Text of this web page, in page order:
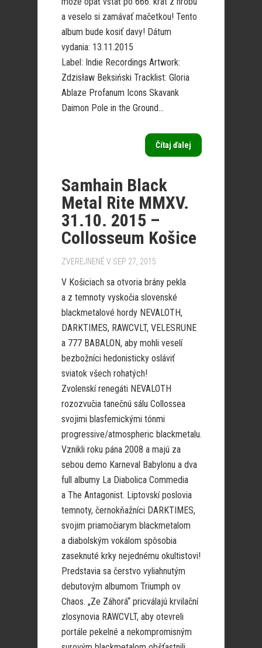
a veselo si zamávať mačetkou! Tento
album bude kosiť davy! Dátum
vydania: 13.11.2015
Label: Indie Recordings Artwork:
Zdzisław Beksiński Tracklist: Gloria
Ablaze Profanum Icons Skavank
Daimon Pole in the Ground...
Čítaj ďalej
Samhain Black
Metal Rite MMXV.
31.10. 2015 –
Collosseum Košice
ZVEREJNENÉ V SEP 27, 2015
V Košiciach sa otvoria brány pekla
a z temnoty vyskočia slovenské
blackmetalové hordy NEVALOTH,
DARKTIMES, RAWCVLT, VELESRUNE
a 777 BABALON, aby mohli veselí
bezbožníci hedonisticky osláviť
sviatok všech rohatých!
Zvolenskí renegáti NEVALOTH
rozozvučia tanečnú sálu Collossea
svojimi blasfemickými tónmi
progressive/atmospheric blackmetalu.
Vznikli roku pána 2008 a majú za
sebou demo Karneval Babylonu a dva
full albumy La Diabolica Commedia
a The Antagonist. Liptovskí poslovia
temnoty, černokňažníci DARKTIMES,
svojim priamočiarym blackmetalom
a diabolským vokálom spôsobia
zaseknuté krky nejednému okultistovi!
Predstavia sa čerstvo vyliahnutým
debutovým albumom Triumph ov
Chaos. „Ze Záhorá“ pricválajú krvilační
zlosynovia RAWCVLT, aby otevreli
portále pekelné a nekompromisným